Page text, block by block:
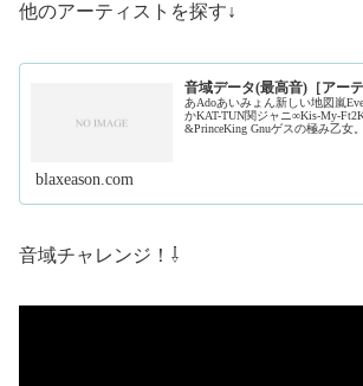
他のアーティストを探す↓
音域データ(最高音)［アー
あAdoあいみょん新しい地図嵐
かKAT-TUN関ジャニ∞Kis-My-
&PrinceKing Gnuゲスの極み乙女
blaxeason.com
音域チャレンジ！⇩